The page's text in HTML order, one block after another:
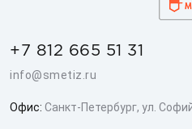
+7 812 665 51 31
info@smetiz.ru
Офис: Санкт-Петербург, ул.